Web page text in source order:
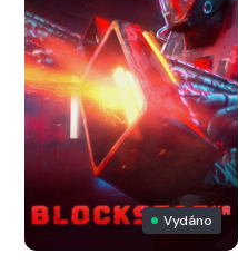
Vydáno